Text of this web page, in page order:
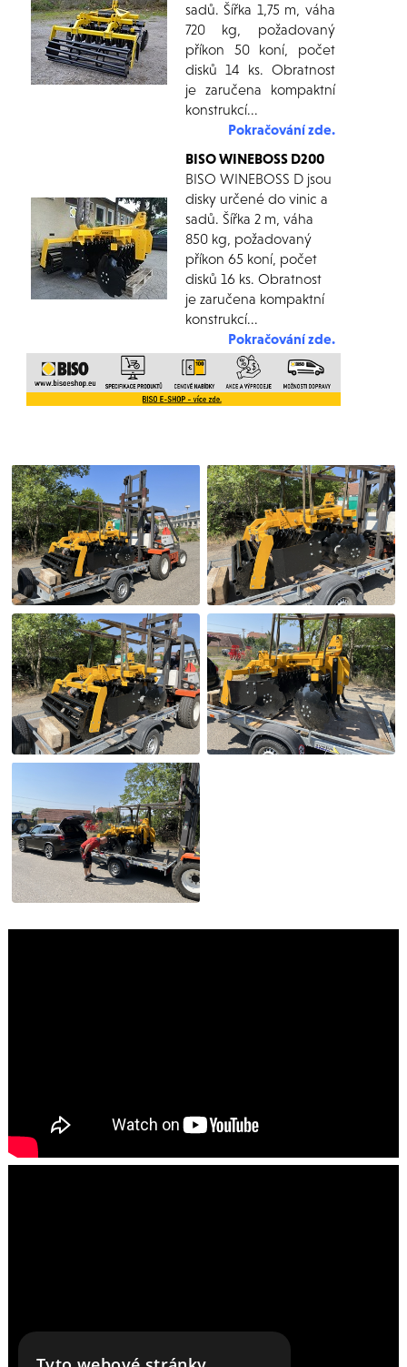
sadů. Šířka 1,75 m, váha
720 kg, požadovaný
příkon 50 koní, počet
disků 14 ks. Obratnost
je zaručena kompaktní
konstrukcí...
Pokračování zde.
BISO WINEBOSS D200
BISO WINEBOSS D jsou
disky určené do vinic a
sadů. Šířka 2 m, váha
850 kg, požadovaný
příkon 65 koní, počet
disků 16 ks. Obratnost
je zaručena kompaktní
konstrukcí...
Pokračování zde.